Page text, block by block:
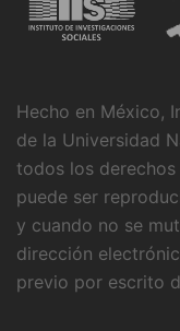
Hecho en México,
de la Universidad
todos los
puede ser
y cuando no se
dirección
previo por escrito